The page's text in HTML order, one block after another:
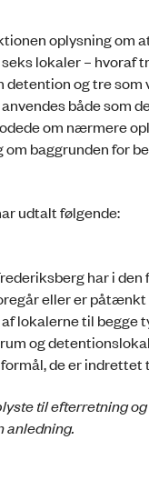
oplysning om
lokaler – hvoraf
og tre som
både som
om nærmere
om baggrunden for
udtalt følgende:
har i den
eller er påtænkt
lokalerne til begge
og
de er indrettet
til efterretning
anledning.